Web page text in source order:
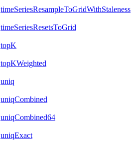
timeSeriesResampleToGridWithStaleness
timeSeriesResetsToGrid
topK
topKWeighted
uniq
uniqCombined
uniqCombined64
uniqExact